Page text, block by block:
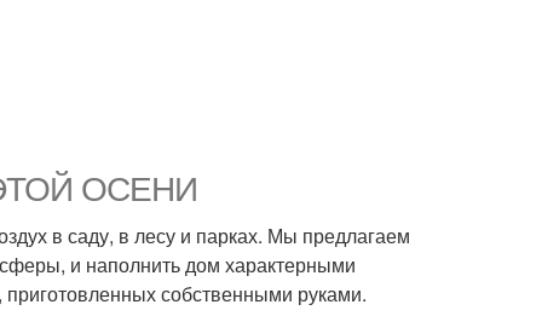
ОСЕНИ
в саду, в лесу и парках. Мы предлагаем
и наполнить дом характерными
собственными руками.